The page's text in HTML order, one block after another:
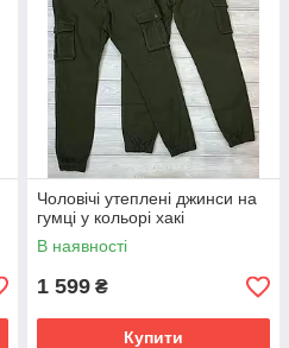
Чоловічі утеплені джинси на
гумці у кольорі хакі
В наявності
1 599 ₴
Купити